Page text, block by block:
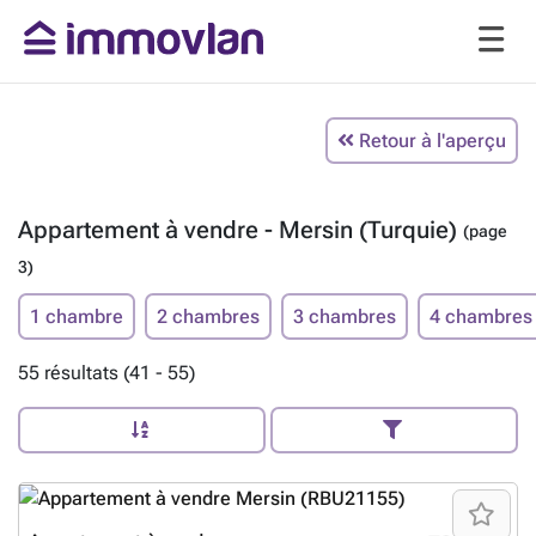
Retour à l'aperçu
Appartement à vendre - Mersin (Turquie) (page
3)
1 chambre 2 chambres 3 chambres 4 chambres
55 résultats (41 - 55)